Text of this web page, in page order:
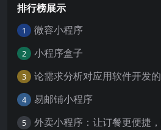
排行榜展示
1 微容小程序
2 小程序盒子
3 论需求分析对应用软件开发
4 易邮铺小程序
5 外卖小程序：让订餐更便捷